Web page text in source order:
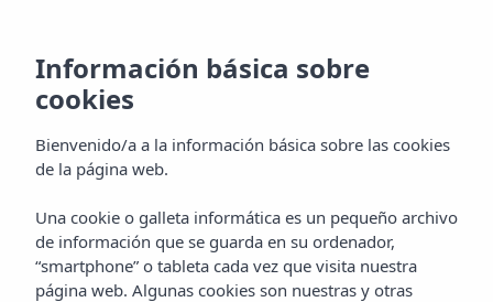
Inicio Hoteles
Formentera
Insotel Hotel Formentera Playa ****
Servicios
South Formentera
Información básica sobre
cookies
Bienvenido/a a la información básica sobre las cookies
de la página web.
Una cookie o galleta informática es un pequeño archivo
de información que se guarda en su ordenador,
“smartphone” o tableta cada vez que visita nuestra
página web. Algunas cookies son nuestras y otras